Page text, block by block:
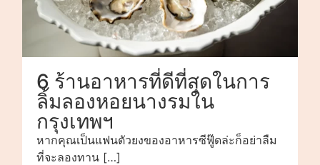
6 ร้านอาหารที่ดีที่สุดในการ
ลิ้มลองหอยนางรมใน
กรุงเทพฯ
หากคุณเป็นแฟนตัวยงของอาหารซีฟู๊ดล่ะก็อย่าลืม
ที่จะลองทาน […]